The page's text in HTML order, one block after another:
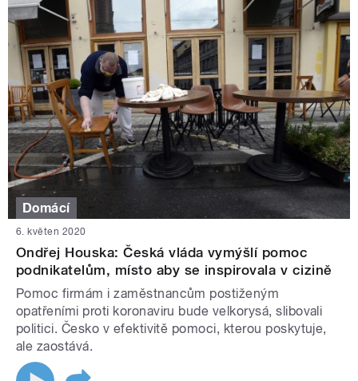
Domácí
6. květen 2020
Ondřej Houska: Česká vláda vymýšlí pomoc
podnikatelům, místo aby se inspirovala v cizině
Pomoc firmám i zaměstnancům postiženým
opatřeními proti koronaviru bude velkorysá, slibovali
politici. Česko v efektivitě pomoci, kterou poskytuje,
ale zaostává.